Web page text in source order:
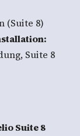
(Suite 8)
Suite 8
Suite 8